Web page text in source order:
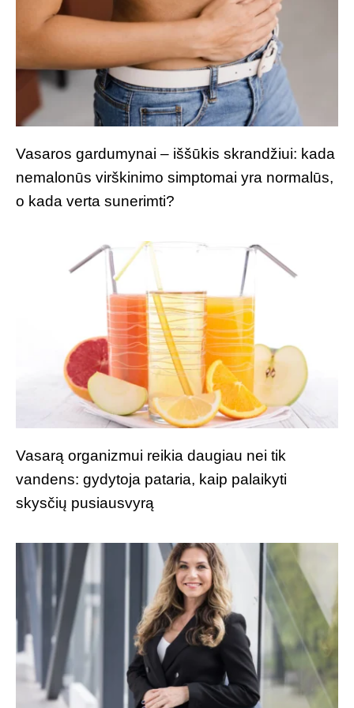
Vasaros gardumynai – iššūkis skrandžiui: kada
nemalonūs virškinimo simptomai yra normalūs,
o kada verta sunerimti?
Vasarą organizmui reikia daugiau nei tik
vandens: gydytoja pataria, kaip palaikyti
skysčių pusiausvyrą